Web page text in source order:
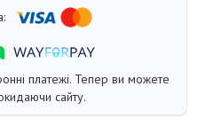
платежі. Тепер ви можете
сайту.